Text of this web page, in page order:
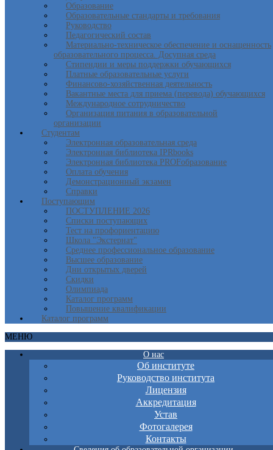
Образование
Образовательные стандарты и требования
Руководство
Педагогический состав
Материально-техническое обеспечение и оснащенность
образовательного процесса. Досупная среда
Стипендии и меры поддержки обучающихся
Платные образовательные услуги
Финансово-хозяйственная деятельность
Вакантные места для приема (перевода) обучающихся
Международное сотрудничество
Организация питания в образовательной
организации
Студентам
Электронная образовательная среда
Электронная библиотека IPRbooks
Электронная библиотека PROFобразование
Оплата обучения
Демонстрационный экзамен
Справки
Поступающим
ПОСТУПЛЕНИЕ 2026
Списки поступающих
Тест на профориентацию
Школа "Экстернат"
Среднее профессиональное образование
Высшее образование
Дни открытых дверей
Скидки
Олимпиада
Каталог программ
Повышение квалификации
Каталог программ
МЕНЮ
О нас
Об институте
Руководство института
Лицензия
Аккредитация
Устав
Фотогалерея
Контакты